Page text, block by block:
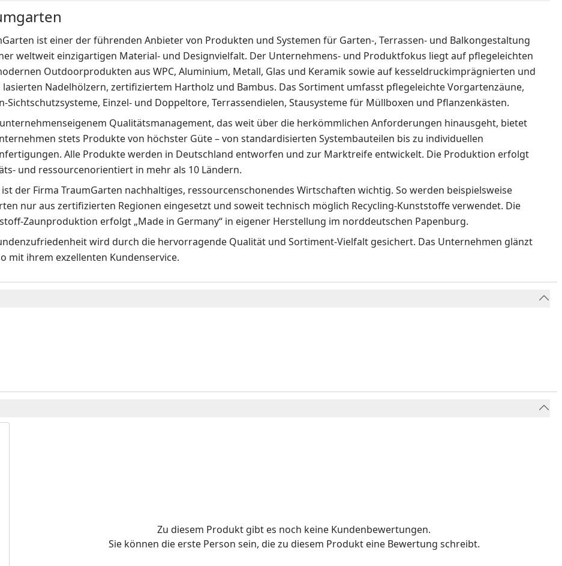
ist einer der führenden Anbieter von Produkten und Systemen für Garten-, Terrassen- und Balkongestaltung
weltweit einzigartigen Material- und Designvielfalt. Der Unternehmens- und Produktfokus liegt auf pflegeleichten
Outdoorprodukten aus WPC, Aluminium, Metall, Glas und Keramik sowie auf kesseldruckimprägnierten und
Nadelhölzern, zertifiziertem Hartholz und Bambus. Das Sortiment umfasst pflegeleichte Vorgartenzäune,
Sichtschutzsysteme, Einzel- und Doppeltore, Terrassendielen, Stausysteme für Müllboxen und Pflanzenkästen.
Qualitätsmanagement, das weit über die herkömmlichen Anforderungen hinausgeht, bietet
stets Produkte von höchster Güte – von standardisierten Systembauteilen bis zu individuellen
Alle Produkte werden in Deutschland entworfen und zur Marktreife entwickelt. Die Produktion erfolgt
und ressourcenorientiert in mehr als 10 Ländern.
ist der Firma TraumGarten nachhaltiges, ressourcenschonendes Wirtschaften wichtig. So werden beispielsweise
nur aus zertifizierten Regionen eingesetzt und soweit technisch möglich Recycling-Kunststoffe verwendet. Die
Zaunproduktion erfolgt „Made in Germany“ in eigener Herstellung im norddeutschen Papenburg.
wird durch die hervorragende Qualität und Sortiment-Vielfalt gesichert. Das Unternehmen glänzt
mit ihrem exzellenten Kundenservice.
Zu diesem Produkt gibt es noch keine Kundenbewertungen.
Sie können die erste Person sein, die zu diesem Produkt eine Bewertung schreibt.